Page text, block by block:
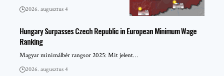
2026. augusztus 4
Hungary Surpasses Czech Republic in European Minimum Wage
Ranking
Magyar minimálbér rangsor 2025: Mit jelent…
2026. augusztus 4